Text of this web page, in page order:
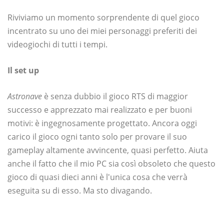
Riviviamo un momento sorprendente di quel gioco
incentrato su uno dei miei personaggi preferiti dei
videogiochi di tutti i tempi.
Il set up
Astronave è senza dubbio il gioco RTS di maggior
successo e apprezzato mai realizzato e per buoni
motivi: è ingegnosamente progettato. Ancora oggi
carico il gioco ogni tanto solo per provare il suo
gameplay altamente avvincente, quasi perfetto. Aiuta
anche il fatto che il mio PC sia così obsoleto che questo
gioco di quasi dieci anni è l'unica cosa che verrà
eseguita su di esso. Ma sto divagando.